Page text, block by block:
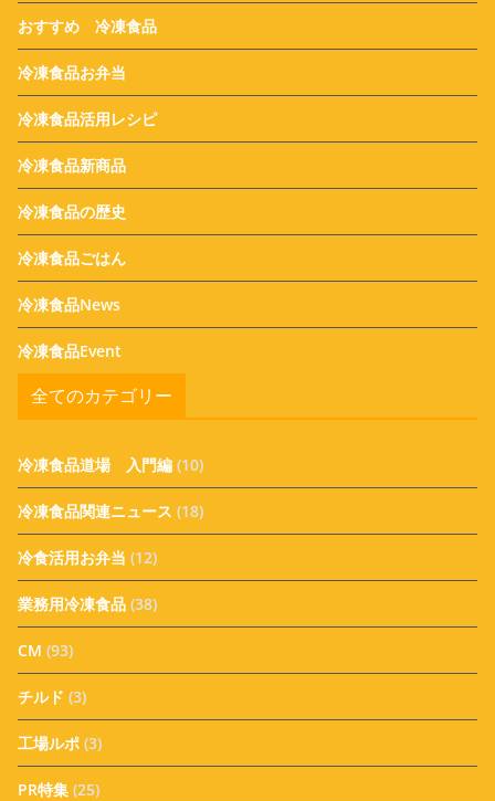
おすすめ 冷凍食品
冷凍食品お弁当
冷凍食品活用レシピ
冷凍食品新商品
冷凍食品の歴史
冷凍食品ごはん
冷凍食品News
冷凍食品Event
全てのカテゴリー
冷凍食品道場 入門編 (10)
冷凍食品関連ニュース (18)
冷食活用お弁当 (12)
業務用冷凍食品 (38)
CM (93)
チルド (3)
工場ルポ (3)
PR特集 (25)